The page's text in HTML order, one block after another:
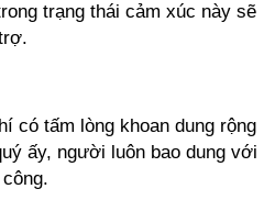
trạng thái cảm xúc này sẽ
có tấm lòng khoan dung rộng
ấy, người luôn bao dung với